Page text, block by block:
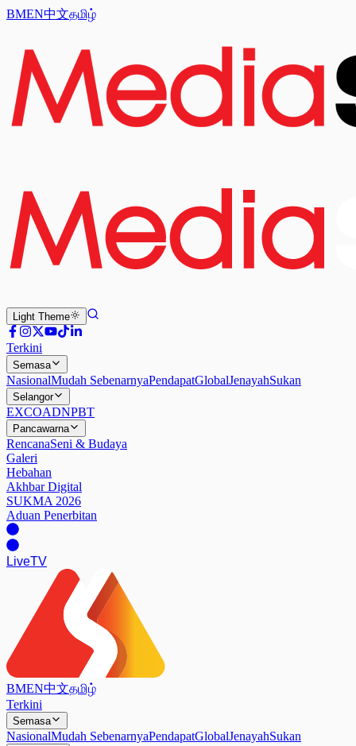
BMEN中文தமிழ்
Light Theme
Terkini
Semasa
NasionalMudah SebenarnyaPendapatGlobalJenayahSukan
Selangor
EXCOADNPBT
Pancawarna
RencanaSeni & Budaya
Galeri
Hebahan
Akhbar Digital
SUKMA 2026
Aduan Penerbitan
LiveTV
BMEN中文தமிழ்
Terkini
Semasa
NasionalMudah SebenarnyaPendapatGlobalJenayahSukan